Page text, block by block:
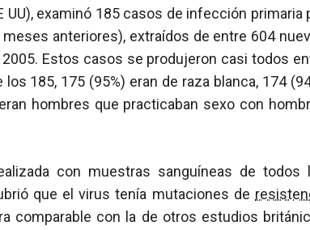
examinó 185 casos de infección primaria
anteriores), extraídos de entre 604
Estos casos se produjeron casi todos
185, 175 (95%) eran de raza blanca, 174
hombres que practicaban sexo con
con muestras sanguíneas de todos
que el virus tenía mutaciones de
comparable con la de otros estudios